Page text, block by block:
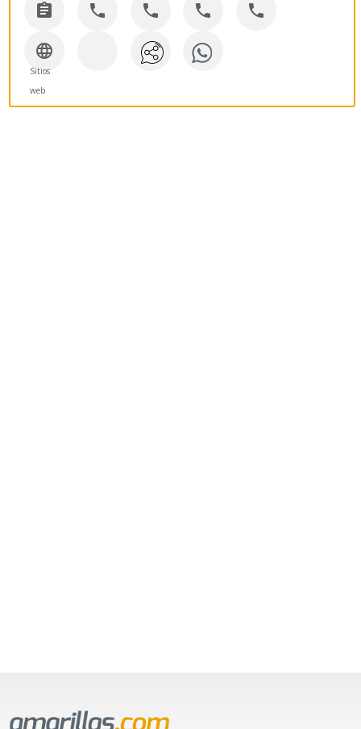
    

Sitios
web